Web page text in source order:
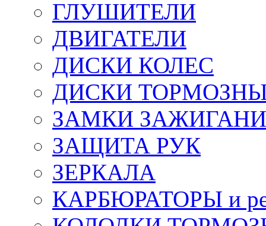
ГЛУШИТЕЛИ
ДВИГАТЕЛИ
ДИСКИ КОЛЕС
ДИСКИ
ЗАМКИ
ЗАЩИТА РУК
ЗЕРКАЛА
КАРБЮРАТОРЫ и